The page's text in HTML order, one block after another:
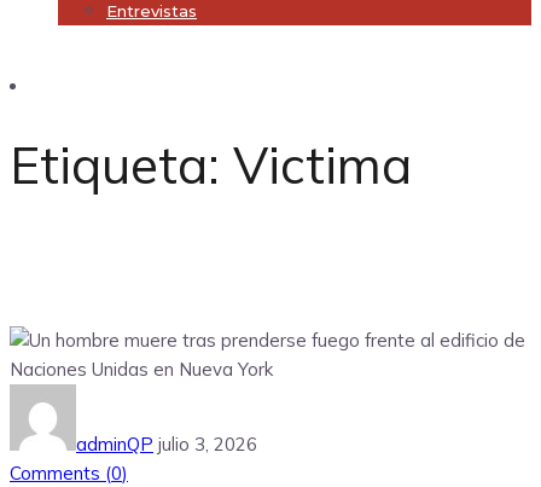
Entrevistas
Etiqueta: Victima
adminQP julio 3, 2026
Comments (0)